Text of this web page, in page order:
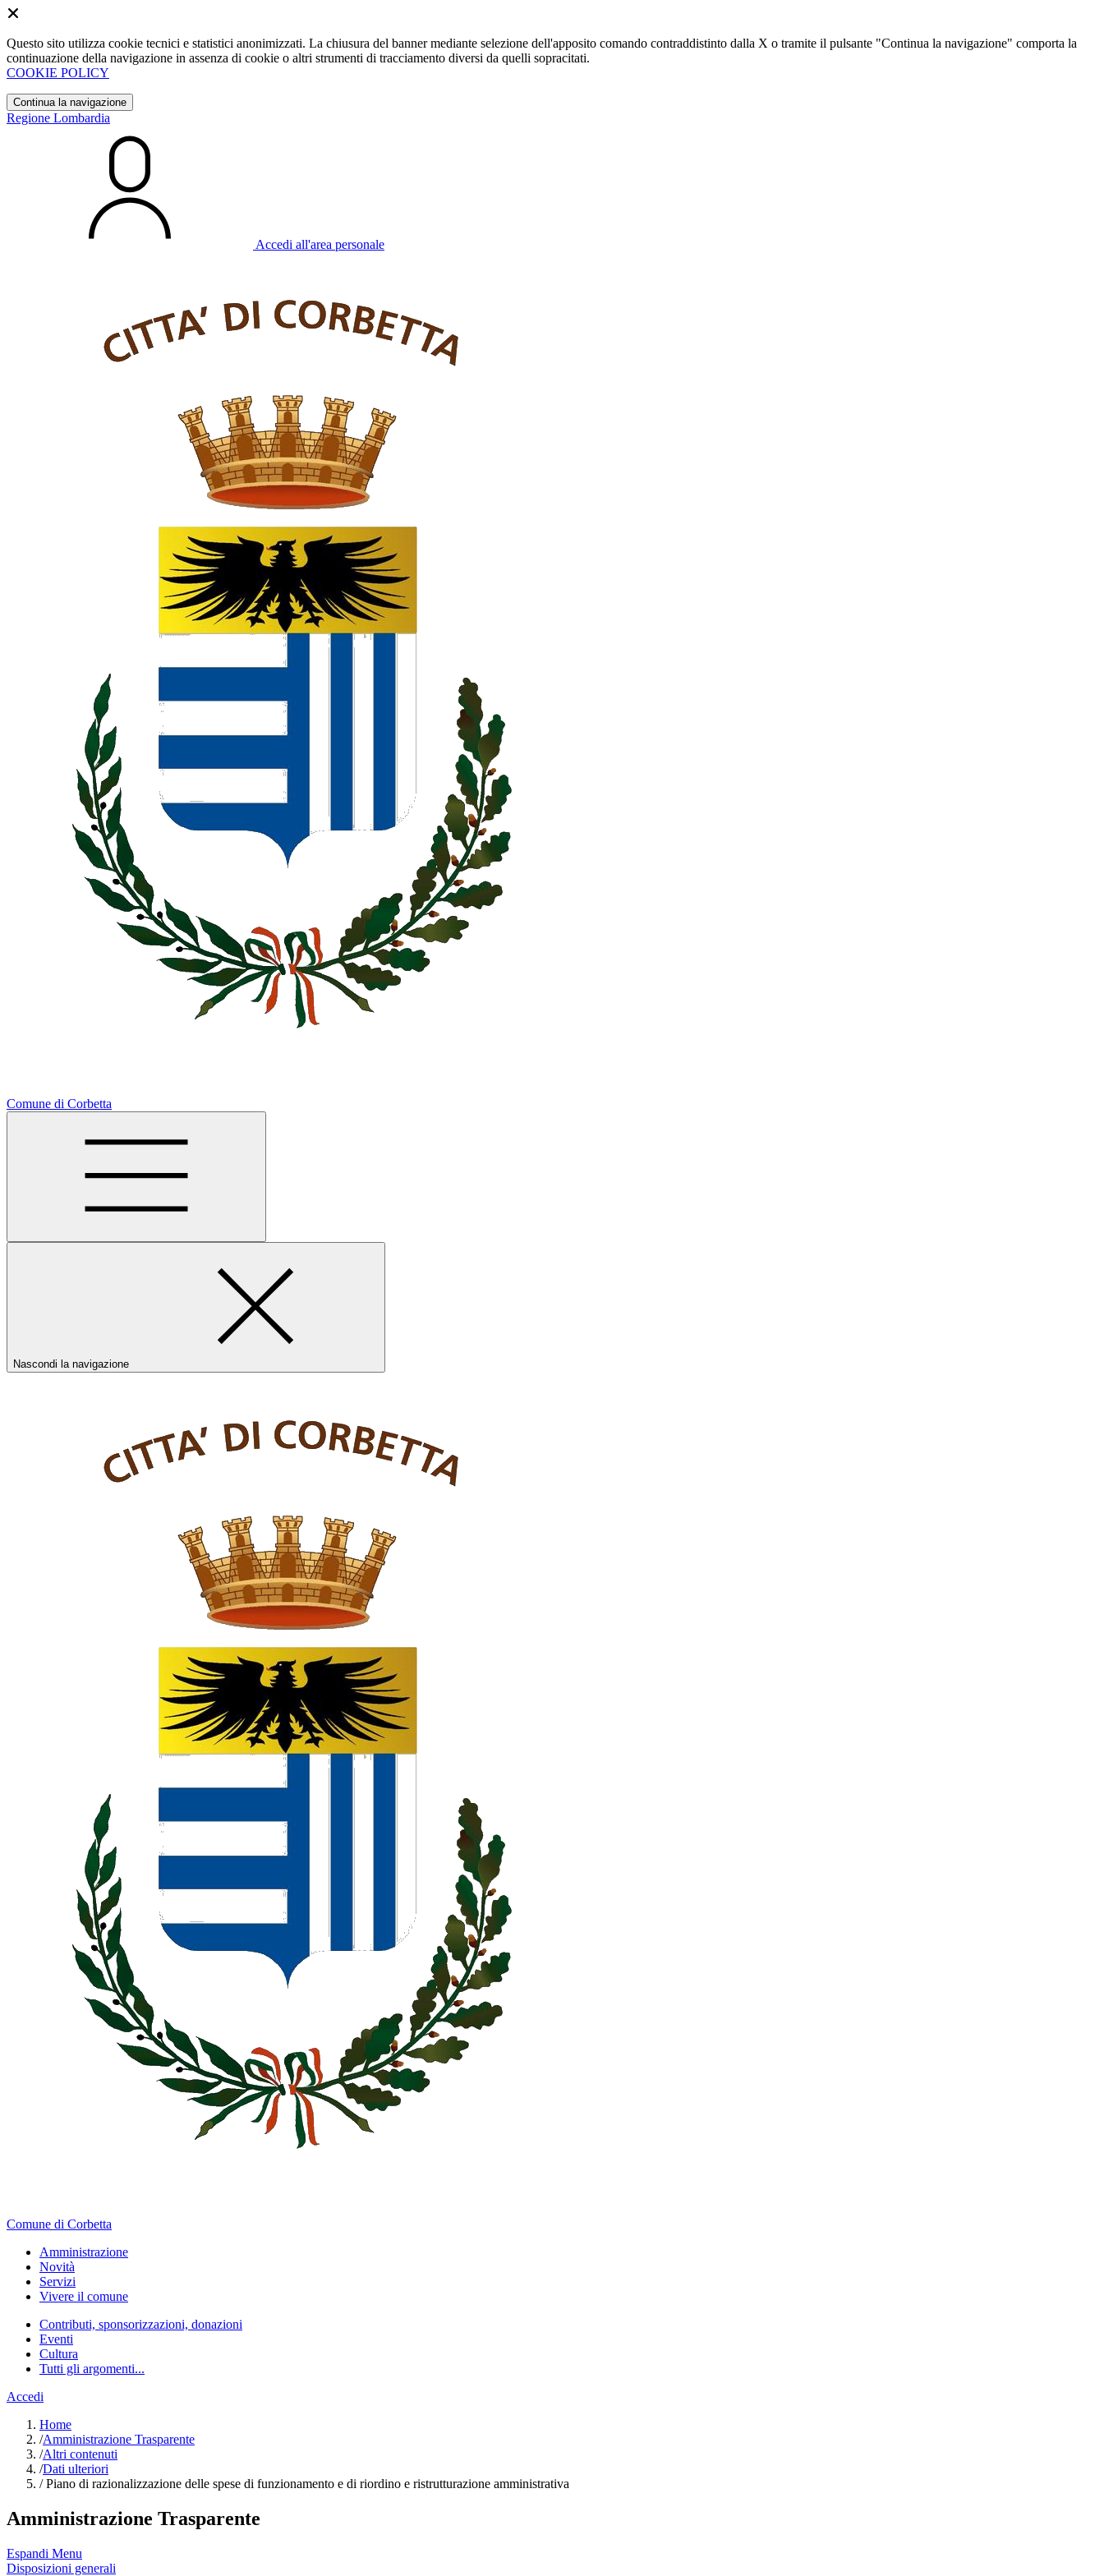
Questo sito utilizza cookie tecnici e statistici anonimizzati. La chiusura del banner mediante selezione dell'apposito comando contraddistinto dalla X o tramite il pulsante "Continua la navigazione" comporta la
continuazione della navigazione in assenza di cookie o altri strumenti di tracciamento diversi da quelli sopracitati.
COOKIE POLICY
Continua la navigazione
Regione Lombardia
Accedi all'area personale
Comune di Corbetta
Nascondi la navigazione
Comune di Corbetta
Amministrazione
Novità
Servizi
Vivere il comune
Contributi, sponsorizzazioni, donazioni
Eventi
Cultura
Tutti gli argomenti...
Accedi
Home
/Amministrazione Trasparente
/Altri contenuti
/Dati ulteriori
/Piano di razionalizzazione delle spese di funzionamento e di riordino e ristrutturazione amministrativa
Amministrazione Trasparente
Espandi Menu
Disposizioni generali